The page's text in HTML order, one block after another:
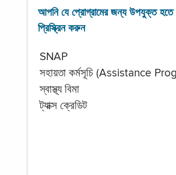
আপনি যে প্রোগ্রামের জন্য উপযুক্ত হতে
প্রিস্ক্রিন করুন
SNAP
সহায়তা কর্মসূচি (Assistance
স্বাস্থ্য বিমা
ট্যাক্স ক্রেডিট